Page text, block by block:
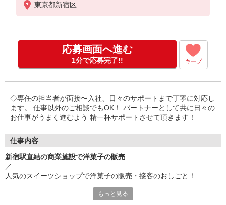
【月収例】
■交通費規定支給
東京都新宿区
応募画面へ進む
1分で応募完了!! キープ
◇専任の担当者が面接〜入社、日々のサポートまで丁寧に対応し
ます。 仕事以外のご相談でもOK！ パートナーとして共に日々の
お仕事がうまく進むよう 精一杯サポートさせて頂きます！
仕事内容
新宿駅直結の商業施設で洋菓子の販売
／
人気のスイーツショップで洋菓子の販売・接客のおしごと！
もっと見る